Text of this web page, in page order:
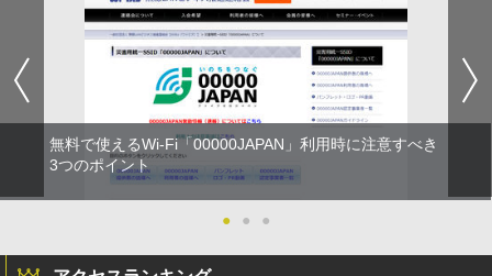
無料で使えるWi-Fi「00000JAPAN」利用時に注意すべき
3つのポイント
● ● ●